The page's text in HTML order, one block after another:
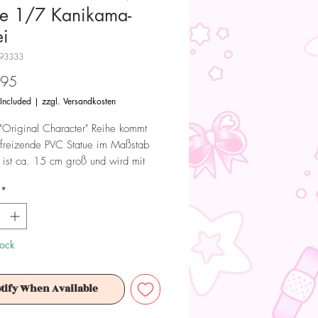
1/7 Kanikama-
| zzgl. Versandkosten
Character" Reihe kommt
PVC Statue im Maßstab
ca. 15 cm groß und wird mit
Produkt ist kein Spielzeug.
ab 15+ Jahren geeignet.
*
When Available